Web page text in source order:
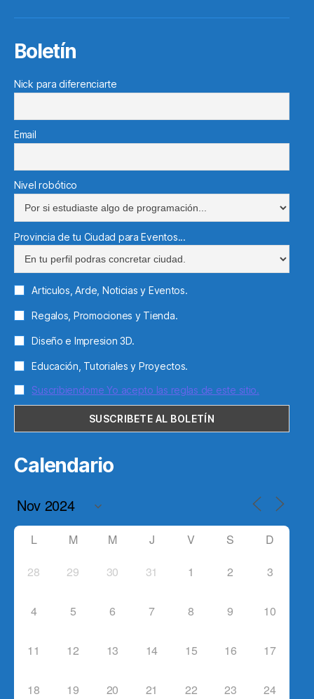
Boletín
Nick para diferenciarte
Email
Nivel robótico
Provincia de tu Ciudad para Eventos...
Articulos, Arde, Noticias y Eventos.
Regalos, Promociones y Tienda.
Diseño e Impresion 3D.
Educación, Tutoriales y Proyectos.
Suscribiendome Yo acepto las reglas de este sitio.
Calendario
L M M J V S D
28 29 30 31 1 2 3
4 5 6 7 8 9 10
11 12 13 14 15 16 17
18 19 20 21 22 23 24